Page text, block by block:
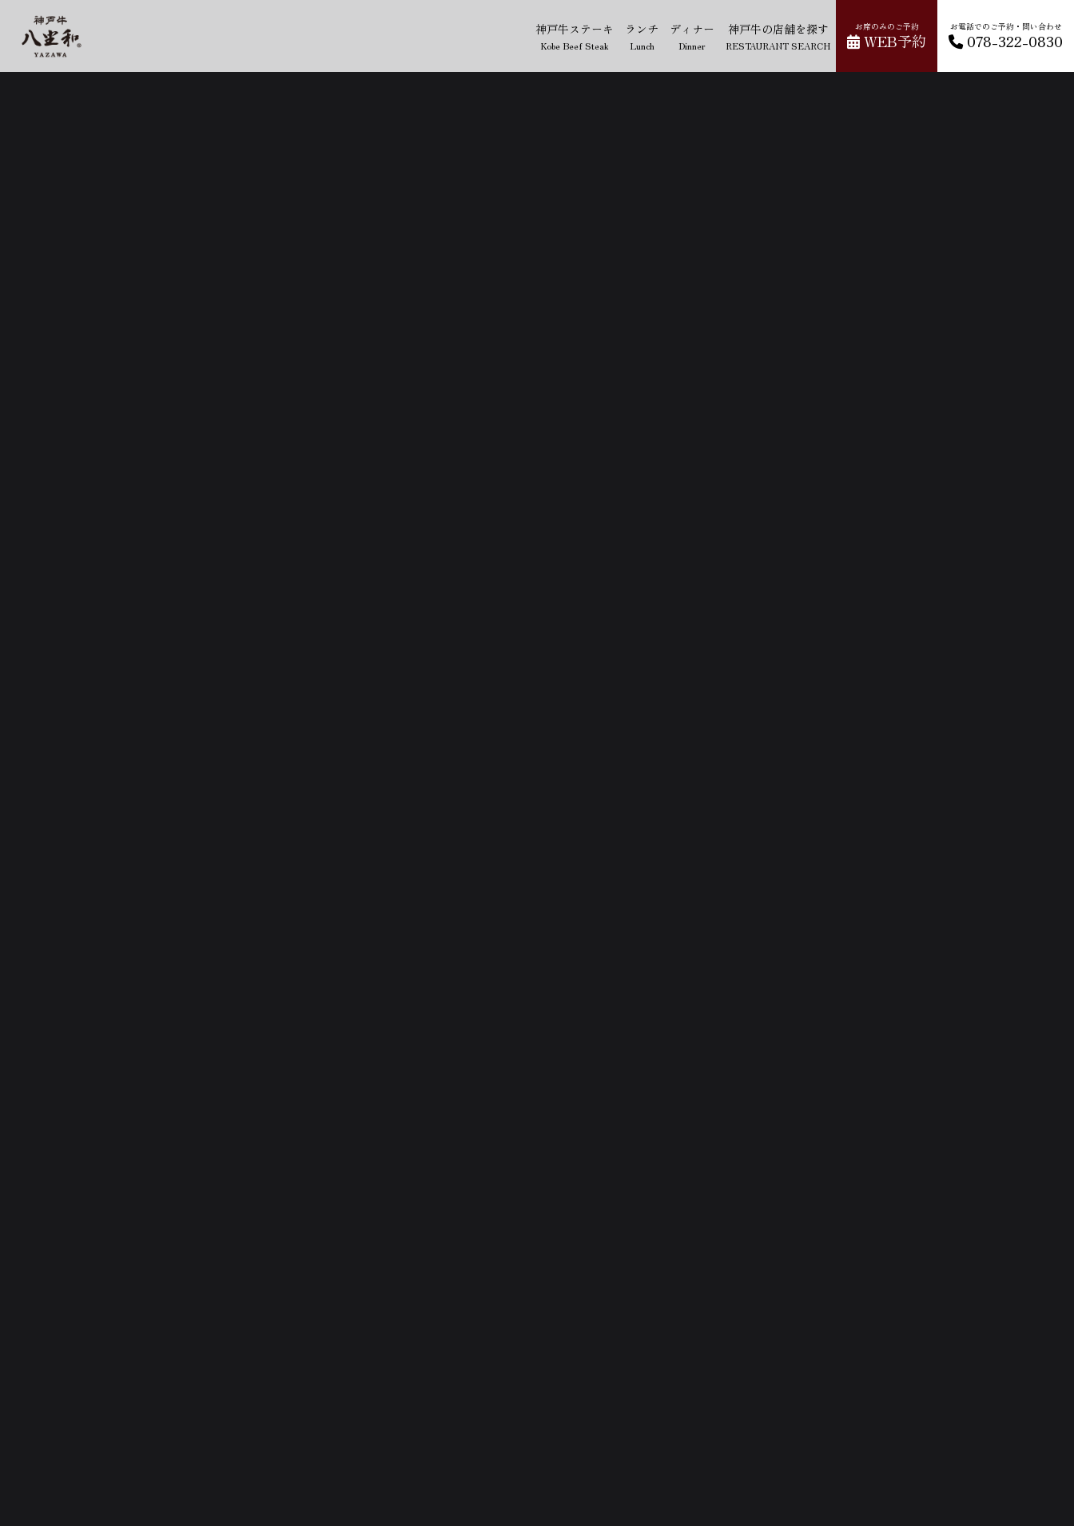
神戸牛ステーキ
Kobe Beef Steak
ランチ
Lunch
ディナー
Dinner
神戸牛の店舗を探す
RESTAURANT SEARCH
お席のみのご予約
WEB予約
お電話でのご予約・問い合わせ
078-322-0830